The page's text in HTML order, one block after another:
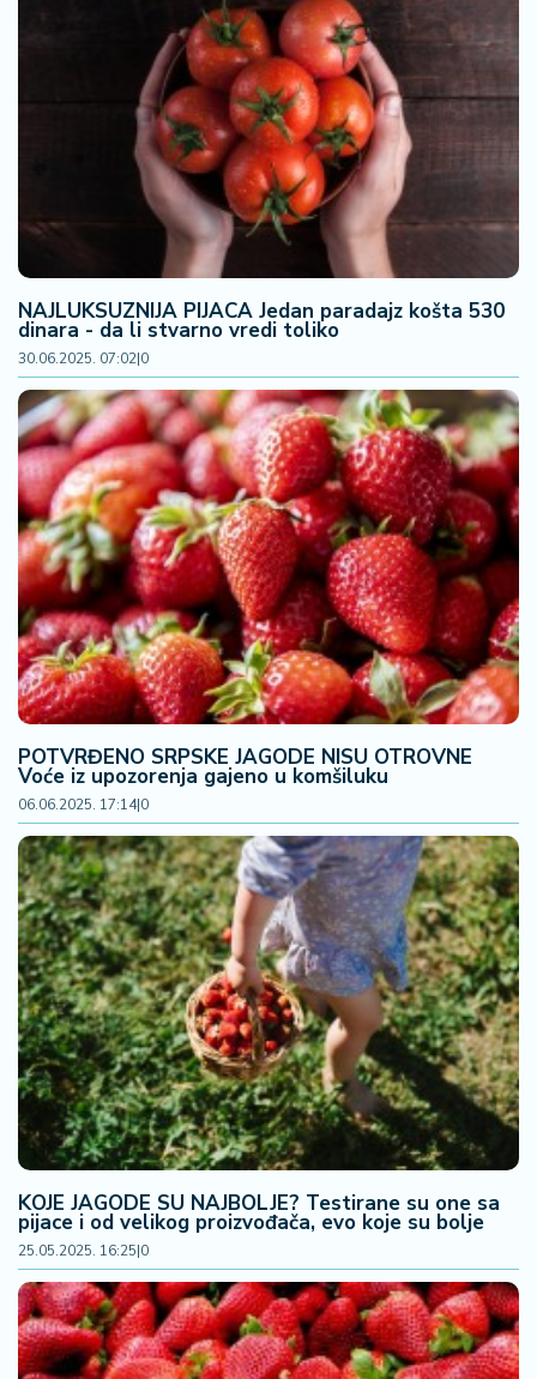
NAJLUKSUZNIJA PIJACA Jedan paradajz košta 530
dinara - da li stvarno vredi toliko
30.06.2025. 07:02|0
POTVRĐENO SRPSKE JAGODE NISU OTROVNE
Voće iz upozorenja gajeno u komšiluku
06.06.2025. 17:14|0
KOJE JAGODE SU NAJBOLJE? Testirane su one sa
pijace i od velikog proizvođača, evo koje su bolje
25.05.2025. 16:25|0